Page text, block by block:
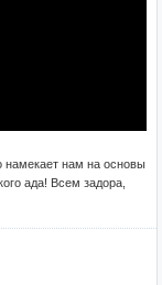
намекает нам на основы
ада! Всем задора,